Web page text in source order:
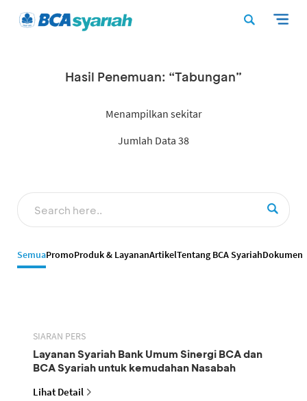
Hasil Penemuan: “Tabungan”
Menampilkan sekitar
Jumlah Data 38
SemuaPromoProduk & LayananArtikelTentang BCA SyariahDokumen
SIARAN PERS
Layanan Syariah Bank Umum Sinergi BCA dan
BCA Syariah untuk kemudahan Nasabah
Lihat Detail